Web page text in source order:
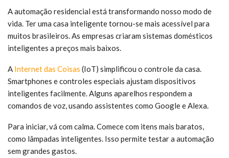
A automação residencial está transformando nosso modo de
vida. Ter uma casa inteligente tornou-se mais acessível para
muitos brasileiros. As empresas criaram sistemas domésticos
inteligentes a preços mais baixos.
A Internet das Coisas (IoT) simplificou o controle da casa.
Smartphones e controles especiais ajustam dispositivos
inteligentes facilmente. Alguns aparelhos respondem a
comandos de voz, usando assistentes como Google e Alexa.
Para iniciar, vá com calma. Comece com itens mais baratos,
como lâmpadas inteligentes. Isso permite testar a automação
sem grandes gastos.